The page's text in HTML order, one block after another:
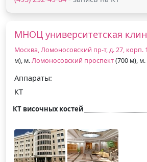
МНОЦ университетская
Москва, Ломоносовский пр-т, д. 27, корп.
м), м.Ломоносовский проспект(700 м), м.
Аппараты:
КТ
КТ височных костей